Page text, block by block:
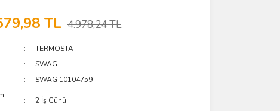
TL 4.978,24 TL
TERMOSTAT
SWAG
SWAG 10104759
2 İş Günü